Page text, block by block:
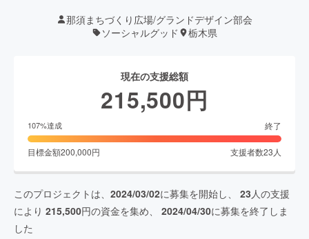
那須まちづくり広場/グランドデザイン部会
ソーシャルグッド
栃木県
現在の支援総額
215,500円
107%達成 終了
目標金額200,000円 支援者数23 人
このプロジェクトは、 2024/03/02に募集を開始し、 23 人の支援
により 215,500円の資金を集め、 2024/04/30に募集を終了しま
した